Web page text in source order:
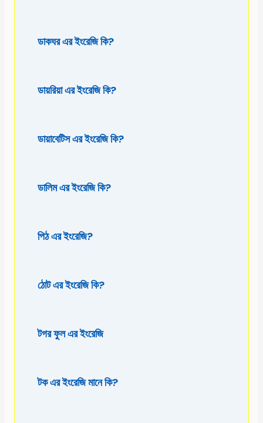
ডাকঘর এর ইংরেজি কি?
ডায়রিয়া এর ইংরেজি কি?
ডায়াবেটিস এর ইংরেজি কি?
ডালিম এর ইংরেজি কি?
পিঠ এর ইংরেজি?
ঠোট এর ইংরেজি কি?
টগর ফুল এর ইংরেজি
টক এর ইংরেজি মানে কি?